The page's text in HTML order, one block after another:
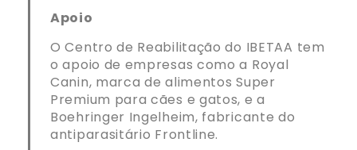
Apoio
O Centro de Reabilitação do IBETAA tem
o apoio de empresas como a Royal
Canin, marca de alimentos Super
Premium para cães e gatos, e a
Boehringer Ingelheim, fabricante do
antiparasitário Frontline.